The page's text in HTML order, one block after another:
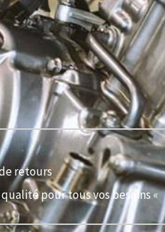
retours
pour tous vos besoins «